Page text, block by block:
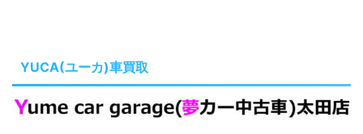
YUCA(ユーカ)車買取